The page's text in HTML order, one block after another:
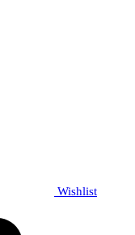
Wishlist